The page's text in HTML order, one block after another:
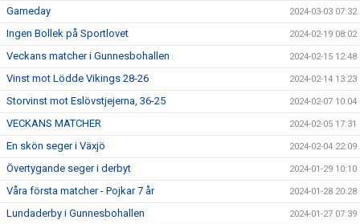
Gameday 2024-03-03 07:32
Ingen Bollek på Sportlovet 2024-02-19 08:02
Veckans matcher i Gunnesbohallen 2024-02-15 12:48
Vinst mot Lödde Vikings 28-26 2024-02-14 13:23
Storvinst mot Eslövstjejerna, 36-25 2024-02-07 10:04
VECKANS MATCHER 2024-02-05 17:31
En skön seger i Växjö 2024-02-04 22:09
Övertygande seger i derbyt 2024-01-29 10:10
Våra första matcher - Pojkar 7 år 2024-01-28 20:28
Lundaderby i Gunnesbohallen 2024-01-27 07:39